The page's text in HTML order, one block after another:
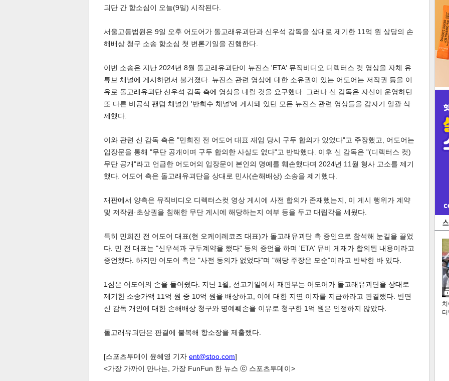
인
괴단 간 항소심이 오늘(9일) 시작된다.
서울고등법원은 9일 오후 어도어가 돌고래유괴단과 신우석 감독을 상대로 제기한 11억 원 상당의 손
해배상 청구 소송 항소심 첫 변론기일을 진행한다.
이번 소송은 지난 2024년 8월 돌고래유괴단이 뉴진스 'ETA' 뮤직비디오 디렉터스 컷 영상을 자체 유
튜브 채널에 게시하면서 불거졌다. 뉴진스 관련 영상에 대한 소유권이 있는 어도어는 저작권 등을 이
유로 돌고래유괴단 신우석 감독 측에 영상을 내릴 것을 요구했다. 그러나 신 감독은 자신이 운영하던
또 다른 비공식 팬덤 채널인 '반희수 채널'에 게시돼 있던 모든 뉴진스 관련 영상들을 갑자기 일괄 삭
제했다.
이와 관련 신 감독 측은 "민희진 전 어도어 대표 재임 당시 구두 합의가 있었다"고 주장했고, 어도어는
입장문을 통해 "무단 공개이며 구두 합의한 사실도 없다"고 반박했다. 이후 신 감독은 "(디렉터스 컷)
무단 공개"라고 언급한 어도어의 입장문이 본인의 명예를 훼손했다며 2024년 11월 형사 고소를 제기
했다. 어도어 측은 돌고래유괴단을 상대로 민사(손해배상) 소송을 제기했다.
재판에서 양측은 뮤직비디오 디렉터스컷 영상 게시에 사전 합의가 존재했는지, 이 게시 행위가 계약
및 저작권·초상권을 침해한 무단 게시에 해당하는지 여부 등을 두고 대립각을 세웠다.
특히 민희진 전 어도어 대표(현 오케이레코즈 대표)가 돌고래유괴단 측 증인으로 참석해 눈길을 끌었
다. 민 전 대표는 "신우석과 구두계약을 했다" 등의 증언을 하며 'ETA' 뮤비 게재가 합의된 내용이라고
증언했다. 하지만 어도어 측은 "사전 동의가 없었다"며 "해당 주장은 모순"이라고 반박한 바 있다.
1심은 어도어의 손을 들어줬다. 지난 1월, 선고기일에서 재판부는 어도어가 돌고래유괴단을 상대로
제기한 소송가액 11억 원 중 10억 원을 배상하고, 이에 대한 지연 이자를 지급하라고 판결했다. 반면
신 감독 개인에 대한 손해배상 청구와 명예훼손을 이유로 청구한 1억 원은 인정하지 않았다.
돌고래유괴단은 판결에 불복해 항소장을 제출했다.
[스포츠투데이 윤혜영 기자 ent@stoo.com]
<가장 가까이 만나는, 가장 FunFun 한 뉴스 ⓒ 스포츠투데이>